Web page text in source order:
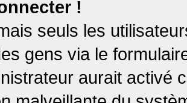
!
seuls les
gens via le
aurait activé